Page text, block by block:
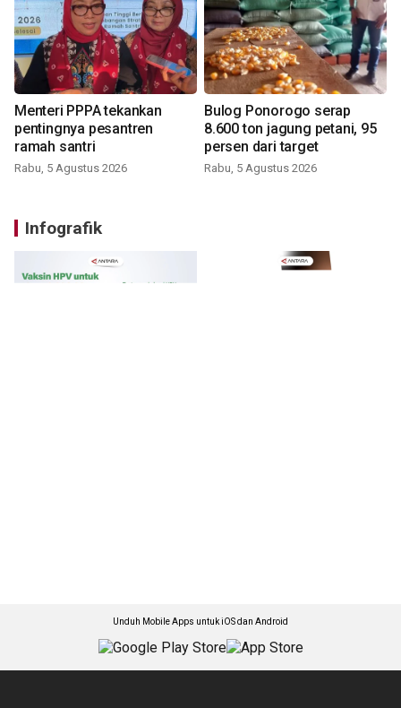
Menteri PPPA tekankan
pentingnya pesantren
ramah santri
Rabu, 5 Agustus 2026
Bulog Ponorogo serap
8.600 ton jagung petani, 95
persen dari target
Rabu, 5 Agustus 2026
Infografik
Unduh Mobile Apps untuk iOS dan Android